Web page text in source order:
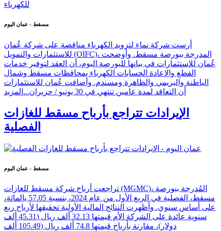
مسقط - عمان اليوم
أرست شركة نماء لتزويد الكهرباء مناقصة على شركة عُمان
للاستثمارات والتمويل (OIFC)، المدرجة ببورصة مسقط. وأوضحت
عُمان للاستثمارات في بيانها للبورصة اليوم، أن العقد لتوفير خدمات
القطع والإعادة الحسابات الكهرباء بمحافظات مسقط وشمال
الباطنة والبريمي والظاهرة ومسندم. وأضافت عُمان للاستثمارات
أن التعاقد لمدة عامين تنتهي في 30 يونيو / حزيران...
المزيد
الإيرادات تتراجع بأرباح مسقط للغازات
الفصلية
مسقط - عمان اليوم
تراجعت أرباح شركة مسقط للغازات (MGMC)، المُدرجة ببورصة
مسقط، الفصلية في الربع الأول من عام 2024، بنسبة 57.05 يالمائة،
على أساس سنوي. وأظهرت النتائج المالية الأولية تحقيقها لأرباح ربع
سنوية عائدة على الشركة الأم قيمتها 32.13 ألف ريال (45.31 ألف
دولار)، مقارنة بأرباح قيمتها 74.8 ألف ريال (105.49 ألف